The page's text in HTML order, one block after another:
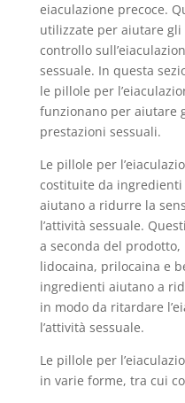
eiaculazione precoce.
utilizzate per aiutare
controllo
sessuale. In questa
le pillole per
funzionano per aiutare
prestazioni sessuali.
Le pillole per
costituite da
aiutano a ridurre la
l’attività sessuale.
a seconda del
lidocaina, prilocaina e
ingredienti aiutano a
in modo da ritardare
l’attività sessuale.
Le pillole per
in varie forme, tra cui